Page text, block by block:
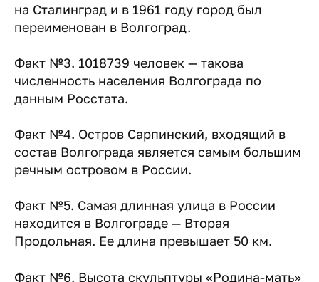
на Сталинград и в 1961 году город был
переименован в Волгоград.
Факт №3. 1018739 человек — такова
численность населения Волгограда по
данным Росстата.
Факт №4. Остров Сарпинский, входящий в
состав Волгограда является самым большим
речным островом в России.
Факт №5. Самая длинная улица в России
находится в Волгограде — Вторая
Продольная. Ее длина превышает 50 км.
Факт №6. Высота скульптуры «Родина-мать»